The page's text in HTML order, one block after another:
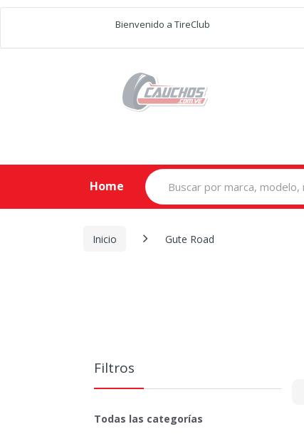
Bienvenido a TireClub
Home
Search
for:
Inicio Gute Road
Filtros
Todas las categorías